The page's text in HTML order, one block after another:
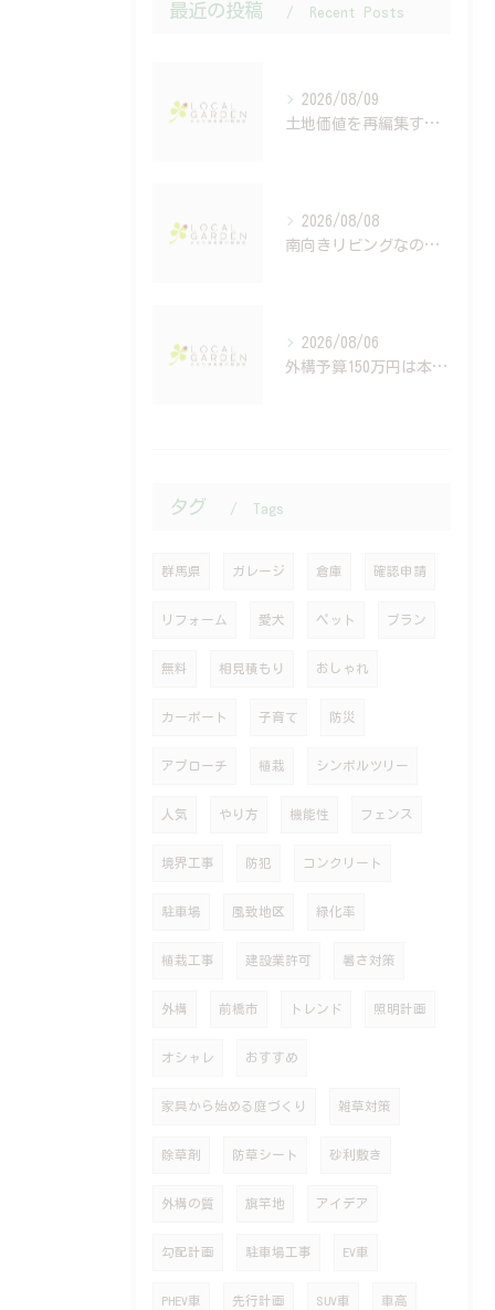
最近の投稿 Recent Posts
2026/08/09
土地価値を再編集する外構設計とは？住む人も街も豊かになる考え方
2026/08/08
南向きリビングなのに暑い？間取りだけでは解決できない外構設計の話
2026/08/06
外構予算150万円は本当？建築費高騰時代の資金計画と住宅ローンの考え方
タグ Tags
群馬県 ガレージ 倉庫 確認申請
リフォーム 愛犬 ペット プラン
無料 相見積もり おしゃれ
カーポート 子育て 防災
アプローチ 植栽 シンボルツリー
人気 やり方 機能性 フェンス
境界工事 防犯 コンクリート
駐車場 風致地区 緑化率
植栽工事 建設業許可 暑さ対策
外構 前橋市 トレンド 照明計画
オシャレ おすすめ
家具から始める庭づくり 雑草対策
除草剤 防草シート 砂利敷き
外構の質 旗竿地 アイデア
勾配計画 駐車場工事 EV車
PHEV車 先行計画 SUV車 車高